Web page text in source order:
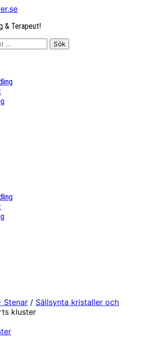
& Terapeut!
Stenar / Sällsynta kristaller och
kluster